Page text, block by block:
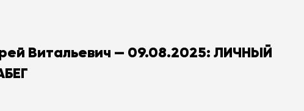
Витальевич — 09.08.2025: ЛИЧНЫЙ